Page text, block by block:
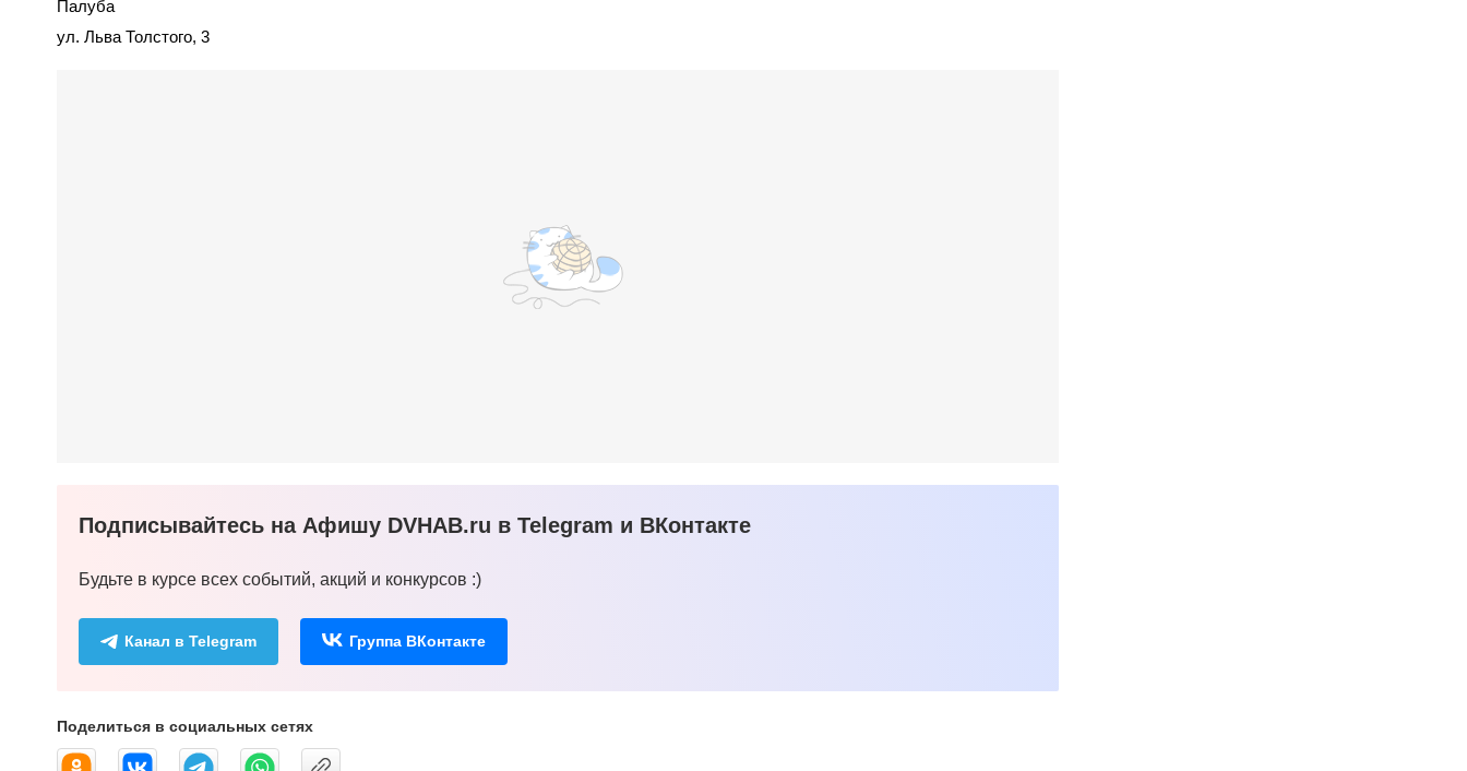
Палуба
ул. Льва Толстого, 3
Подписывайтесь на Афишу DVHAB.ru в Telegram и ВКонтакте
Будьте в курсе всех событий, акций и конкурсов :)
Канал в Telegram Группа ВКонтакте
Поделиться в социальных сетях